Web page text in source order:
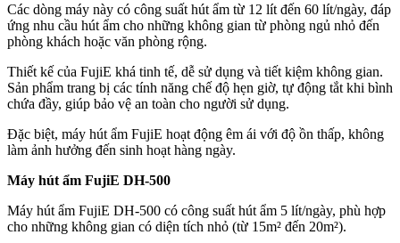
Các dòng máy này có công suất hút ẩm từ 12 lít đến 60 lít/ngày, đáp
ứng nhu cầu hút ẩm cho những không gian từ phòng ngủ nhỏ đến
phòng khách hoặc văn phòng rộng.
Thiết kế của FujiE khá tinh tế, dễ sử dụng và tiết kiệm không gian.
Sản phẩm trang bị các tính năng chế độ hẹn giờ, tự động tắt khi bình
chứa đầy, giúp bảo vệ an toàn cho người sử dụng.
Đặc biệt, máy hút ẩm FujiE hoạt động êm ái với độ ồn thấp, không
làm ảnh hưởng đến sinh hoạt hàng ngày.
Máy hút ẩm FujiE DH-500
Máy hút ẩm FujiE DH-500 có công suất hút ẩm 5 lít/ngày, phù hợp
cho những không gian có diện tích nhỏ (từ 15m² đến 20m²).